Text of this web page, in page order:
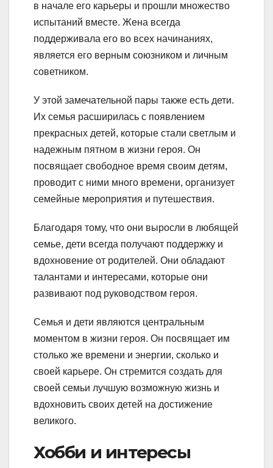
в начале его карьеры и прошли множество
испытаний вместе. Жена всегда
поддерживала его во всех начинаниях,
является его верным союзником и личным
советником.
У этой замечательной пары также есть дети.
Их семья расширилась с появлением
прекрасных детей, которые стали светлым и
надежным пятном в жизни героя. Он
посвящает свободное время своим детям,
проводит с ними много времени, организует
семейные мероприятия и путешествия.
Благодаря тому, что они выросли в любящей
семье, дети всегда получают поддержку и
вдохновение от родителей. Они обладают
талантами и интересами, которые они
развивают под руководством героя.
Семья и дети являются центральным
моментом в жизни героя. Он посвящает им
столько же времени и энергии, сколько и
своей карьере. Он стремится создать для
своей семьи лучшую возможную жизнь и
вдохновить своих детей на достижение
великого.
Хобби и интересы